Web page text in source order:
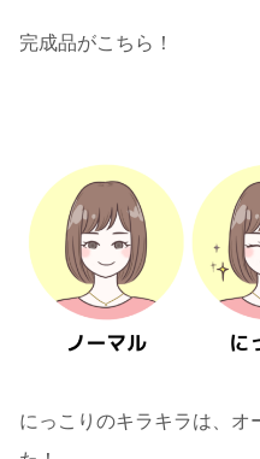
完成品がこちら！
にっこりのキラキラは、オ